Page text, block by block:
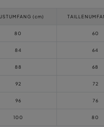
(cm)
80 60
84 64
88 68
92 72
96 76
100 80